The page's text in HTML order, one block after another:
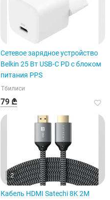
Сетевое зарядное устройство
Belkin 25 Вт USB-C PD с блоком
питания PPS
Тбилиси
79 ₾
2
Кабель HDMI Satechi 8K 2M